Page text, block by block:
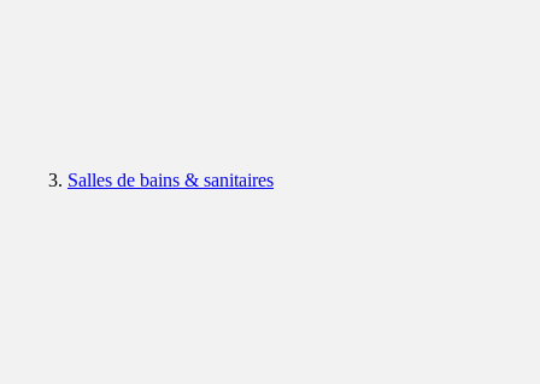
Salles de bains & sanitaires